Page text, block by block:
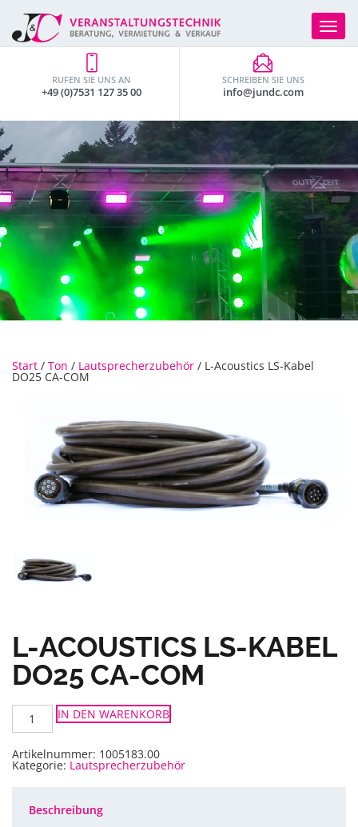
Toggle
SCHREIBEN SIE UNS
info@jundc.com
RUFEN SIE UNS AN
+49 (0)7531 127 35 00
Start / Ton / Lautsprecherzubehör / L-Acoustics LS-Kabel
DO25 CA-COM
L-ACOUSTICS LS-KABEL
DO25 CA-COM
L-
Acoustics
LS-
DO25
CA-
COM
IN DEN WARENKORB
Artikelnummer: 1005183.00
Kategorie: Lautsprecherzubehör
Beschreibung